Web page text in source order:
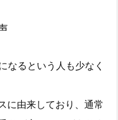
なるという人も少なく
に由来しており、通常